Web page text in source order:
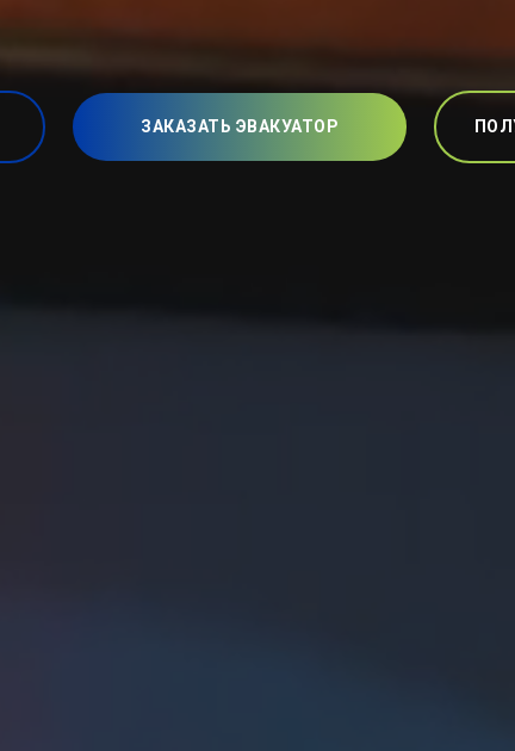
ЗАКАЗАТЬ ЭВАКУАТОР